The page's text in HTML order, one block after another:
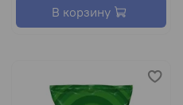
В корзину